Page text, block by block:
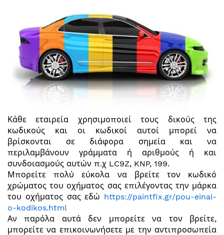
Κάθε εταιρεία χρησιμοποιεί τους δικούς της
κωδικούς και οι κωδικοί αυτοί μπορεί να
βρίσκονται σε διάφορα σημεία και να
περιλαμβάνουν γράμματα ή αριθμούς ή και
συνδοιασμούς αυτών π.χ LC9Z, KNP, 199.
Μπορείτε πολύ εύκολα να βρείτε τον κωδικό
χρώματος του οχήματος σας επιλέγοντας την μάρκα
του οχήματος σας εδώ https://paintfix.gr/pou-einai-
o-kodikos.html
Αν παρόλα αυτά δεν μπορείτε να τον βρείτε,
μπορείτε να επικοινωνήσετε με την αντιπροσωπεία